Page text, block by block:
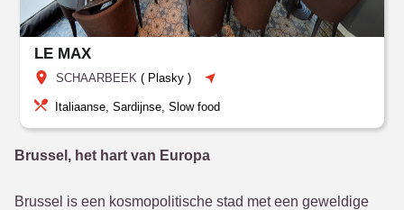
LE MAX
SCHAARBEEK ( Plasky )
Italiaanse, Sardijnse, Slow food
Brussel, het hart van Europa
Brussel is een kosmopolitische stad met een geweldige